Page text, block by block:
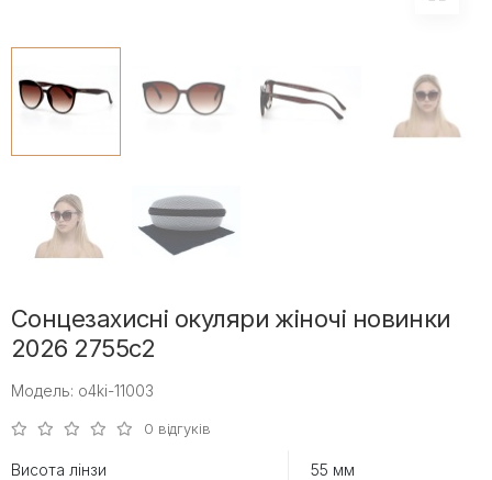
Сонцезахисні окуляри жіночі новинки
2026 2755c2
Модель: o4ki-11003
0 відгуків
Висота лінзи 55 мм